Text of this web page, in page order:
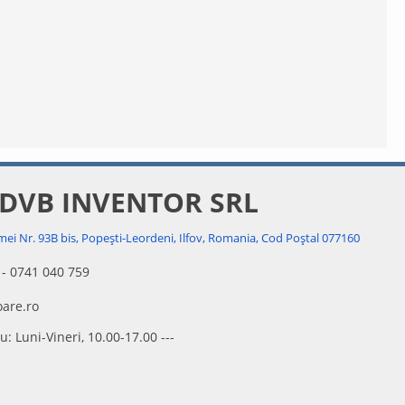
INVENTOR SRL
Nr. 93B bis, Popești-Leordeni, Ilfov, Romania, Cod Poștal 077160
0741 040 759
Luni-Vineri, 10.00-17.00 ---